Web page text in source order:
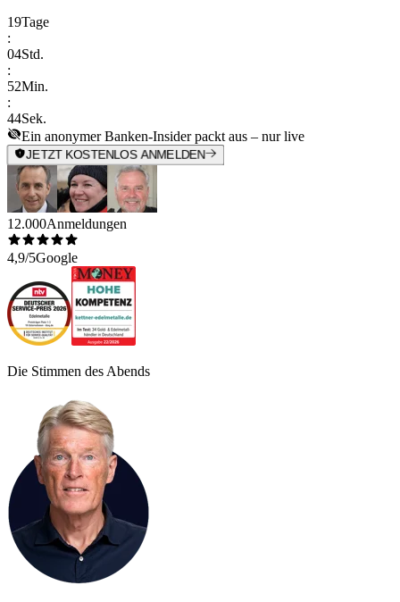
19Tage
:
04Std.
:
52Min.
:
44Sek.
Ein anonymer Banken-Insider packt aus – nur live
JETZT KOSTENLOS ANMELDEN
12.000Anmeldungen
4,9/5Google
Die Stimmen des Abends